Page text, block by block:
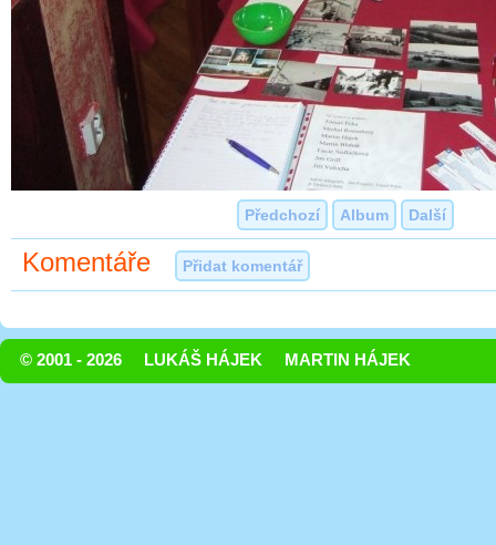
Předchozí Album Další
Komentáře Přidat komentář
© 2001 - 2026 LUKÁŠ HÁJEK MARTIN HÁJEK